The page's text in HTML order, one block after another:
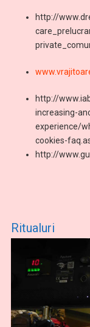
http://
http://
increasing-
experience/
cookies-
http://
Ritualuri